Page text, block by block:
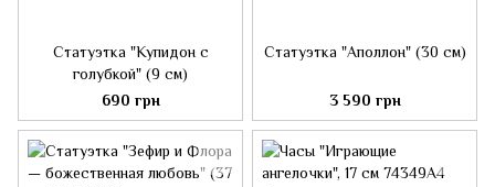
Статуэтка "Купидон с
голубкой" (9 см)
690 грн
Статуэтка "Аполлон" (30 см)
3 590 грн